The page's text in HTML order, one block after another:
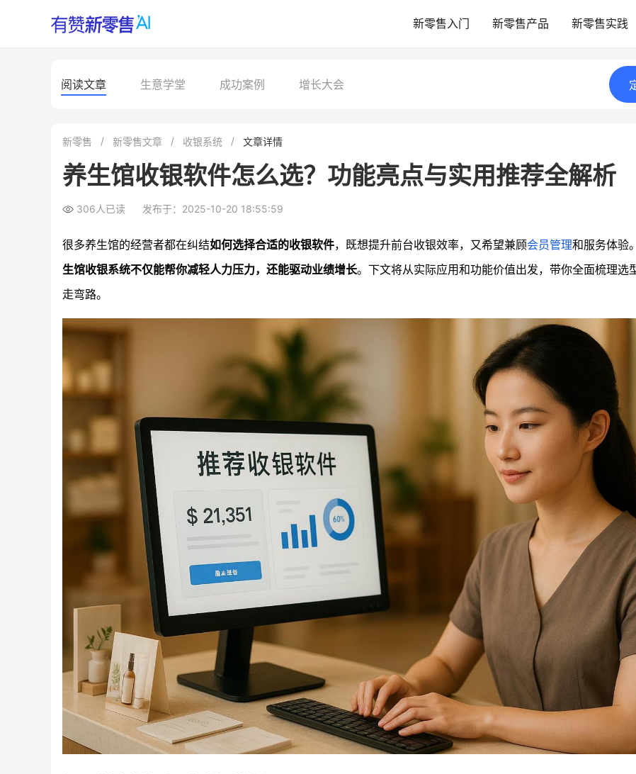
新零售入门 新零售产品 新零售实践
阅读文章 生意学堂 成功案例 增长大会
新零售 新零售文章 收银系统 文章详情
养生馆收银软件怎么选？功能亮点与实用推荐全解析
306人已读 发布于：2025-10-20 18:55:59
很多养生馆的经营者都在纠结如何选择合适的收银软件，既想提升前台收银效率，又希望兼顾会员管理和服务体验。
生馆收银系统不仅能帮你减轻人力压力，还能驱动业绩增长。下文将从实际应用和功能价值出发，带你全面梳理选
走弯路。